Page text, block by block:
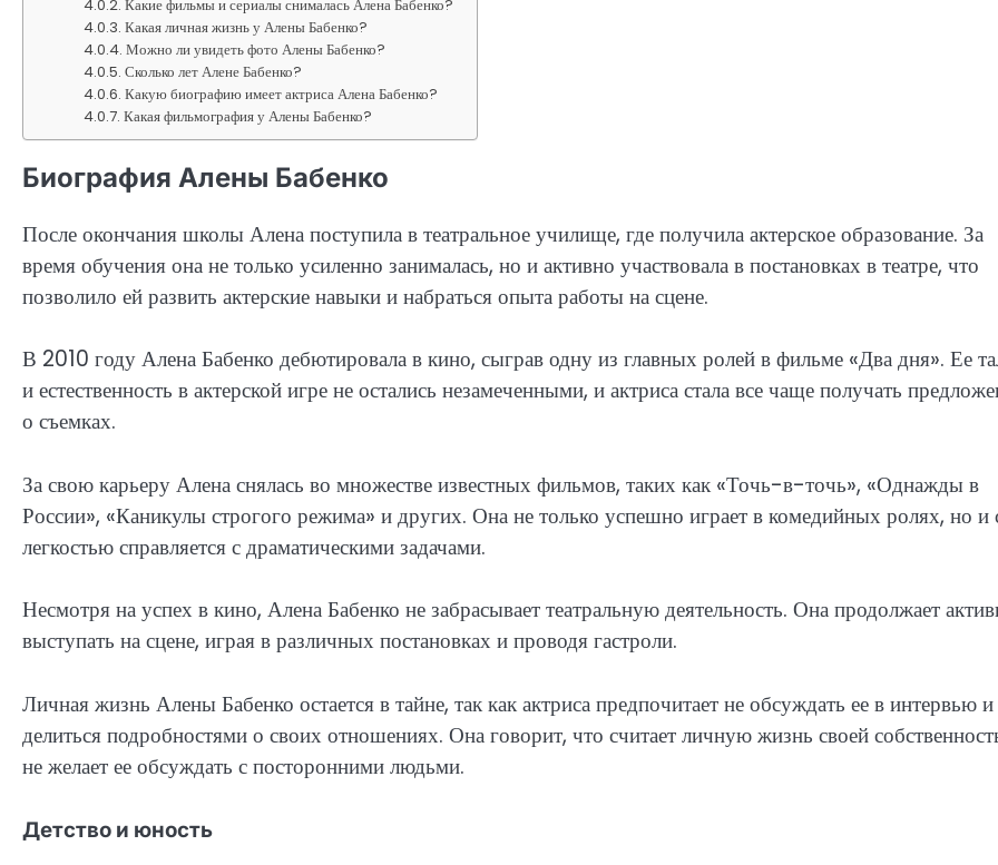
Какие фильмы и сериалы снималась Алена Бабенко?
Какая личная жизнь у Алены Бабенко?
Можно ли увидеть фото Алены Бабенко?
Сколько лет Алене Бабенко?
Какую биографию имеет актриса Алена Бабенко?
Какая фильмография у Алены Бабенко?
Биография Алены Бабенко
После окончания школы Алена поступила в театральное училище, где получила актерское образование. За
время обучения она не только усиленно занималась, но и активно участвовала в постановках в театре, что
позволило ей развить актерские навыки и набраться опыта работы на сцене.
В 2010 году Алена Бабенко дебютировала в кино, сыграв одну из главных ролей в фильме «Два дня». Ее
и естественность в актерской игре не остались незамеченными, и актриса стала все чаще получать
о съемках.
За свою карьеру Алена снялась во множестве известных фильмов, таких как «Точь-в-точь», «Однажды в
России», «Каникулы строгого режима» и других. Она не только успешно играет в комедийных ролях, но и
легкостью справляется с драматическими задачами.
Несмотря на успех в кино, Алена Бабенко не забрасывает театральную деятельность. Она продолжает
выступать на сцене, играя в различных постановках и проводя гастроли.
Личная жизнь Алены Бабенко остается в тайне, так как актриса предпочитает не обсуждать ее в интервью
делиться подробностями о своих отношениях. Она говорит, что считает личную жизнь своей
не желает ее обсуждать с посторонними людьми.
Детство и юность